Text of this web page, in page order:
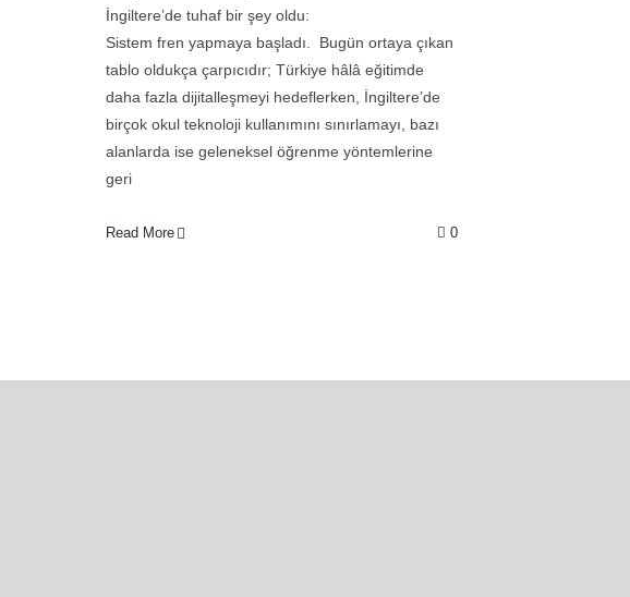
İngiltere’de tuhaf bir şey oldu:
Sistem fren yapmaya başladı. Bugün ortaya çıkan
tablo oldukça çarpıcıdır; Türkiye hâlâ eğitimde
daha fazla dijitalleşmeyi hedeflerken, İngiltere’de
birçok okul teknoloji kullanımını sınırlamayı, bazı
alanlarda ise geleneksel öğrenme yöntemlerine
geri
Read More 0